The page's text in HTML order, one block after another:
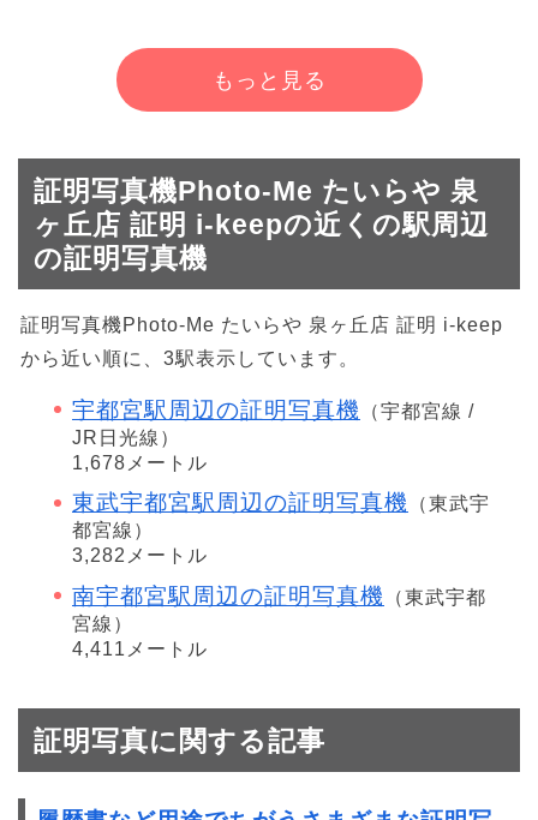
もっと見る
証明写真機Photo-Me たいらや 泉
ヶ丘店 証明 i-keepの近くの駅周辺
の証明写真機
証明写真機Photo-Me たいらや 泉ヶ丘店 証明 i-keep
から近い順に、3駅表示しています。
宇都宮駅周辺の証明写真機
（宇都宮線 /
JR日光線）
1,678メートル
東武宇都宮駅周辺の証明写真機
（東武宇
都宮線）
3,282メートル
南宇都宮駅周辺の証明写真機
（東武宇都
宮線）
4,411メートル
証明写真に関する記事